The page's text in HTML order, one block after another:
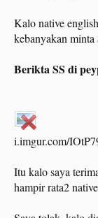
Kalo native
kebanyakan
Berikta SS di
i.imgur.com/
Itu kalo saya
hampir rata2